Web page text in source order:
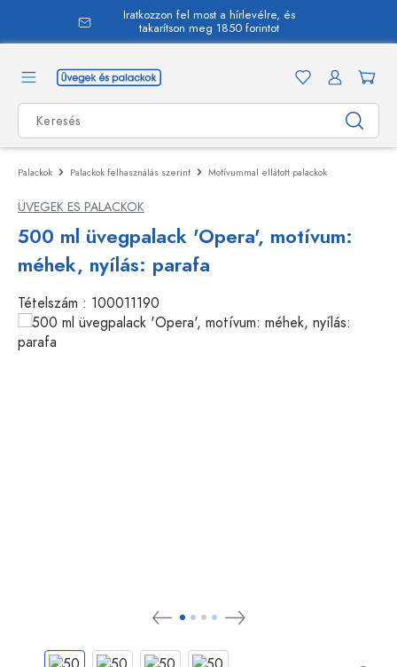
Iratkozzon fel most a hírlevélre, és
takarítson meg 1850 forintot
Palackok Palackok felhasználás szerint Motívummal ellátott palackok
ÜVEGEK ES PALACKOK
500 ml üvegpalack 'Opera', motívum:
méhek, nyílás: parafa
Tételszám : 100011190